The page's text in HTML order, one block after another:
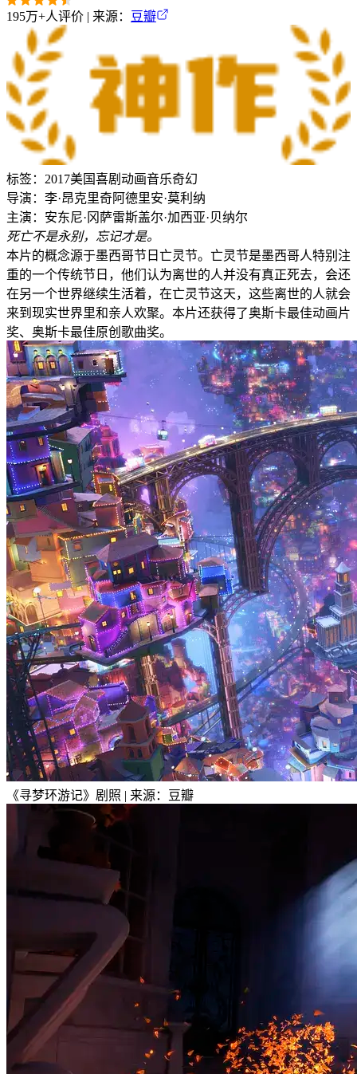
195万+人评价 | 来源： 豆瓣
标签： 2017美国喜剧 动画音乐奇幻
导演： 李·昂克里奇阿德里安·莫利纳
主演： 安东尼·冈萨雷斯盖尔·加西亚·贝纳尔
死亡不是永别，忘记才是。
本片的概念源于墨西哥节日亡灵节。亡灵节是墨西哥人特别注
重的一个传统节日，他们认为离世的人并没有真正死去，会还
在另一个世界继续生活着，在亡灵节这天，这些离世的人就会
来到现实世界里和亲人欢聚。本片还获得了奥斯卡最佳动画片
奖、奥斯卡最佳原创歌曲奖。
《寻梦环游记》剧照 | 来源：豆瓣